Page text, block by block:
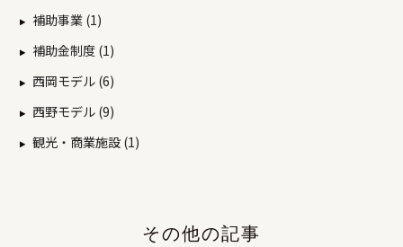
補助事業 (1)
補助金制度 (1)
西岡モデル (6)
西野モデル (9)
観光・商業施設 (1)
その他の記事